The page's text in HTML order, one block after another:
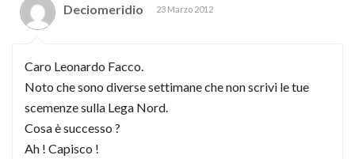
Deciomeridio 23 Marzo 2012
Caro Leonardo Facco.
Noto che sono diverse settimane che non scrivi le tue
scemenze sulla Lega Nord.
Cosa è successo ?
Ah ! Capisco !